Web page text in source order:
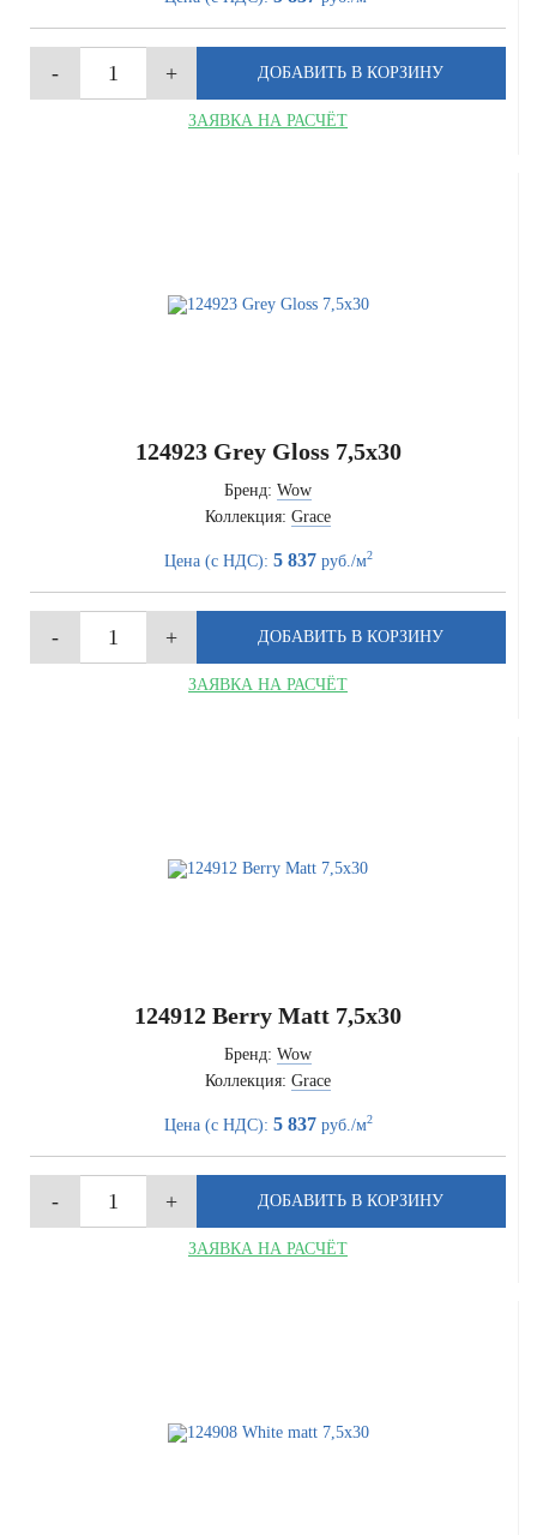
ЗАЯВКА НА РАСЧЁТ
124923 Grey Gloss 7,5x30
Бренд: Wow
Коллекция: Grace
Цена (с НДС): 5 837руб./м2
ЗАЯВКА НА РАСЧЁТ
124912 Berry Matt 7,5x30
Бренд: Wow
Коллекция: Grace
Цена (с НДС): 5 837руб./м2
ЗАЯВКА НА РАСЧЁТ